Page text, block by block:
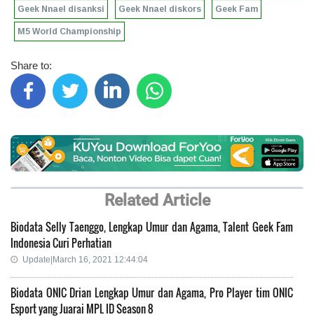
Geek Nnael disanksi Geek Nnael diskors Geek Fam
M5 World Championship
Share to:
Related Article
Biodata Selly Taenggo, Lengkap Umur dan Agama, Talent Geek Fam
Indonesia Curi Perhatian
Update|March 16, 2021 12:44:04
Biodata ONIC Drian Lengkap Umur dan Agama, Pro Player tim ONIC
Esport yang Juarai MPL ID Season 8